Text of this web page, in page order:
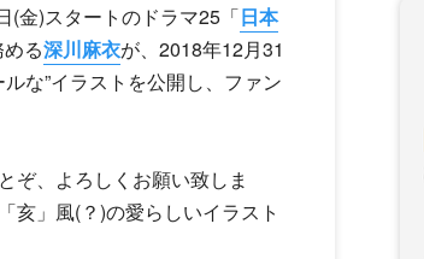
(金)スタートのドラマ25「日本
る深川麻衣が、2018年12月31
な”イラストを公開し、ファン
ぞ、よろしくお願い致しま
亥」風(？)の愛らしいイラスト